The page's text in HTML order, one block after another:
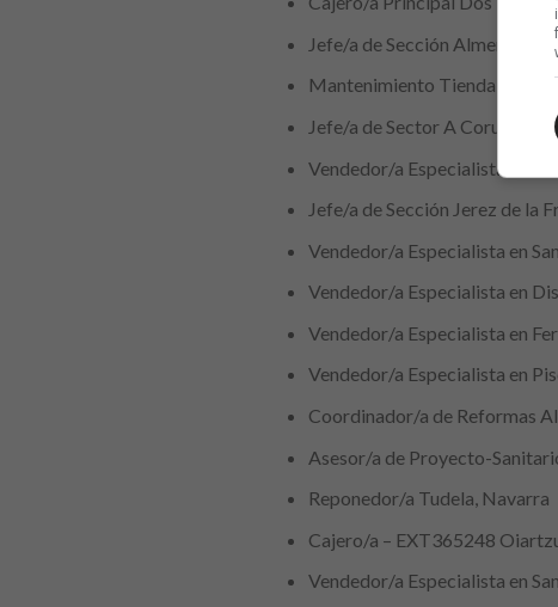
Jefe/a de Sección Almería,
Mantenimiento Tienda León,
Jefe/a de Sector A Coruña, A
Vendedor/a Especialista en
Jefe/a de Sección Jerez de la
Vendedor/a Especialista en
Vendedor/a Especialista en
Vendedor/a Especialista en
Vendedor/a Especialista en
Coordinador/a de Reformas
Asesor/a de Proyecto-
Reponedor/a Tudela, Navarra
Cajero/a – EXT365248
Vendedor/a Especialista en